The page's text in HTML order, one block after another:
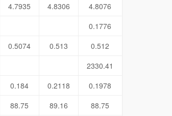
4.7935 4.8306
4.8076
0.1776
0.5074 0.513
0.512
2330.41
0.184 0.2118
0.1978
88.75 89.16
88.75